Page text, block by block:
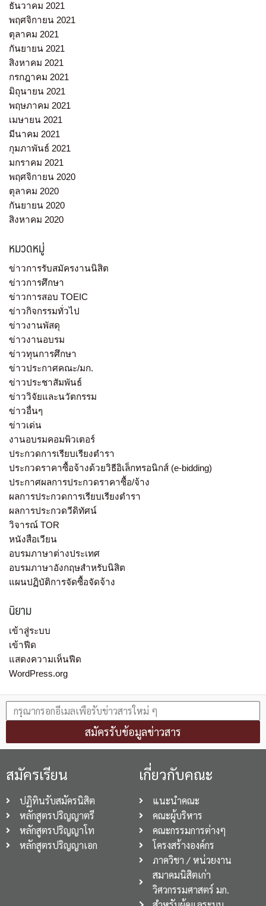
ธันวาคม 2021
พฤศจิกายน 2021
ตุลาคม 2021
กันยายน 2021
สิงหาคม 2021
กรกฎาคม 2021
มิถุนายน 2021
พฤษภาคม 2021
เมษายน 2021
มีนาคม 2021
กุมภาพันธ์ 2021
มกราคม 2021
พฤศจิกายน 2020
ตุลาคม 2020
กันยายน 2020
สิงหาคม 2020
หมวดหมู่
ข่าวการรับสมัครงานนิสิต
ข่าวการศึกษา
ข่าวการสอบ TOEIC
ข่าวกิจกรรมทั่วไป
ข่าวงานพัสดุ
ข่าวงานอบรม
ข่าวทุนการศึกษา
ข่าวประกาศคณะ/มก.
ข่าวประชาสัมพันธ์
ข่าววิจัยและนวัตกรรม
ข่าวอื่นๆ
ข่าวเด่น
งานอบรมคอมพิวเตอร์
ประกวดการเรียบเรียงตำรา
ประกวดราคาซื้อจ้างด้วยวิธีอิเล็กทรอนิกส์ (e-bidding)
ประกาศผลการประกวดราคาซื้อ/จ้าง
ผลการประกวดการเรียบเรียงตำรา
ผลการประกวดวีดิทัศน์
วิจารณ์ TOR
หนังสือเวียน
อบรมภาษาต่างประเทศ
อบรมภาษาอังกฤษสำหรับนิสิต
แผนปฏิบัติการจัดซื้อจัดจ้าง
นิยาม
เข้าสู่ระบบ
เข้าฟีด
แสดงความเห็นฟีด
WordPress.org
สมัครรับข้อมูลข่าวสาร
สมัครเรียน
ปฏิทินรับสมัครนิสิต
หลักสูตรปริญญาตรี
หลักสูตรปริญญาโท
หลักสูตรปริญญาเอก
เกี่ยวกับคณะ
แนะนำคณะ
คณะผู้บริหาร
คณะกรรมการต่างๆ
โครงสร้างองค์กร
ภาควิชา / หน่วยงาน
สมาคมนิสิตเก่า
วิศวกรรมศาสตร์ มก.